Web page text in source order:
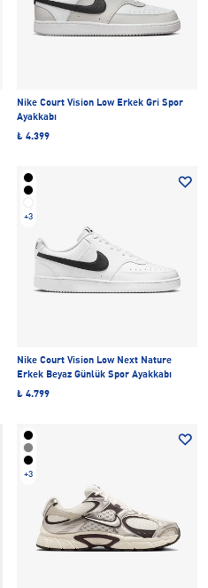
Nike Court Vision Low Erkek Gri Spor
Ayakkabı
₺ 4.399
+3
Nike Court Vision Low Next Nature
Erkek Beyaz Günlük Spor Ayakkabı
₺ 4.799
+3